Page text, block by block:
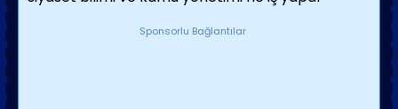
Sponsorlu Bağlantılar